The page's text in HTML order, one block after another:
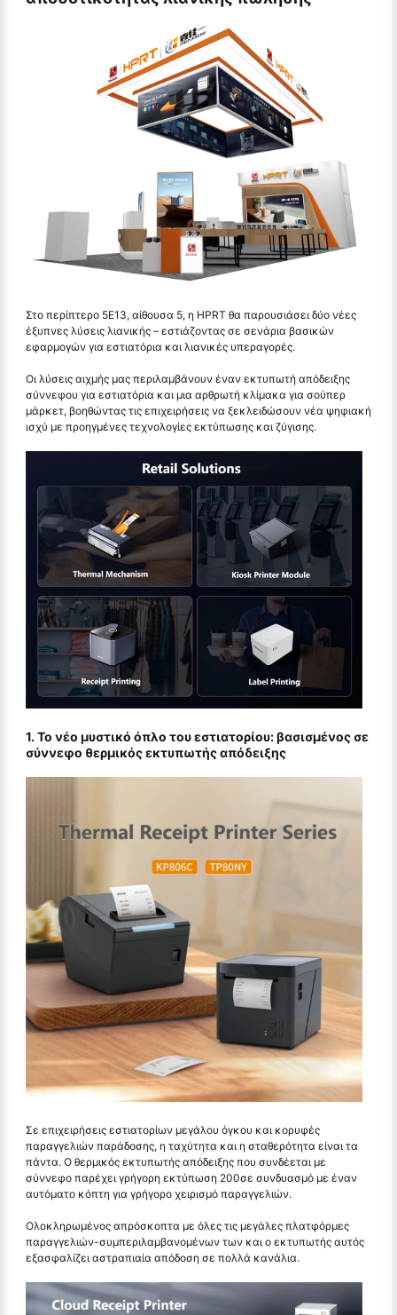
Στο περίπτερο 5Ε13, αίθουσα 5, η HPRT θα παρουσιάσει δύο νέες
έξυπνες λύσεις λιανικής – εστιάζοντας σε σενάρια βασικών
εφαρμογών για εστιατόρια και λιανικές υπεραγορές.
Οι λύσεις αιχμής μας περιλαμβάνουν έναν εκτυπωτή απόδειξης
σύννεφου για εστιατόρια και μια αρθρωτή κλίμακα για σούπερ
μάρκετ, βοηθώντας τις επιχειρήσεις να ξεκλειδώσουν νέα ψηφιακή
ισχύ με προηγμένες τεχνολογίες εκτύπωσης και ζύγισης.
1. Το νέο μυστικό όπλο του εστιατορίου: βασισμένος σε
σύννεφο θερμικός εκτυπωτής απόδειξης
Σε επιχειρήσεις εστιατορίων μεγάλου όγκου και κορυφές
παραγγελιών παράδοσης, η ταχύτητα και η σταθερότητα είναι τα
πάντα. Ο θερμικός εκτυπωτής απόδειξης που συνδέεται με
σύννεφο παρέχει γρήγορη εκτύπωση 200σε συνδυασμό με έναν
αυτόματο κόπτη για γρήγορο χειρισμό παραγγελιών.
Ολοκληρωμένος απρόσκοπτα με όλες τις μεγάλες πλατφόρμες
παραγγελιών-συμπεριλαμβανομένων των και ο εκτυπωτής αυτός
εξασφαλίζει αστραπιαία απόδοση σε πολλά κανάλια.